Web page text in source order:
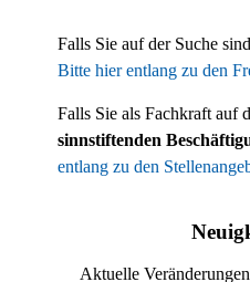
Falls Sie auf der Suche
Bitte hier entlang zu den
Falls Sie als Fachkraft auf
sinnstiftenden
entlang zu den
Aktuelle